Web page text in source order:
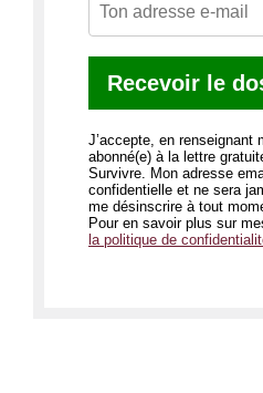
J’accepte, en renseignant
abonné(e) à la lettre
Survivre. Mon adresse
confidentielle et ne sera
me désinscrire à tout
Pour en savoir plus sur
la politique de